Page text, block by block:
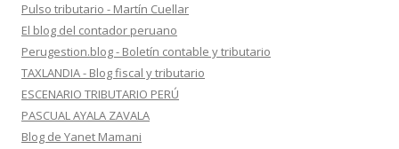
Pulso tributario - Martín Cuellar
El blog del contador peruano
Perugestion.blog - Boletín contable y tributario
TAXLANDIA - Blog fiscal y tributario
ESCENARIO TRIBUTARIO PERÚ
PASCUAL AYALA ZAVALA
Blog de Yanet Mamani